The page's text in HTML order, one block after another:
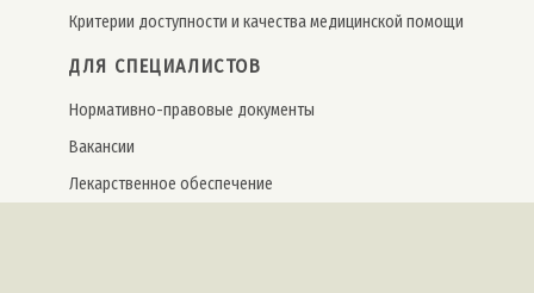
Критерии доступности и качества медицинской помощи
ДЛЯ СПЕЦИАЛИСТОВ
Нормативно-правовые документы
Вакансии
Лекарственное обеспечение